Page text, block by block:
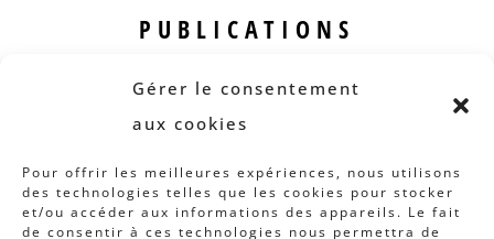
Gérer le consentement
aux cookies
Pour offrir les meilleures expériences, nous utilisons
des technologies telles que les cookies pour stocker
et/ou accéder aux informations des appareils. Le fait
de consentir à ces technologies nous permettra de
PUBLICATIONS
Revue B.I.S.
Rapports et analyses
Articles
AUTRES INFOS